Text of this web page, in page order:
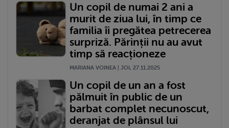
Un copil de numai 2 ani a
murit de ziua lui, în timp ce
familia îi pregătea petrecerea
surpriză. Părinții nu au avut
timp să reacționeze
MARIANA VOINEA | JOI, 27.11.2025
Un copil de un an a fost
pălmuit în public de un
barbat complet necunoscut,
deranjat de plânsul lui